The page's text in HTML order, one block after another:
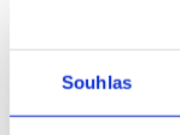
Souhlas
středu jsme si
Soustředění se